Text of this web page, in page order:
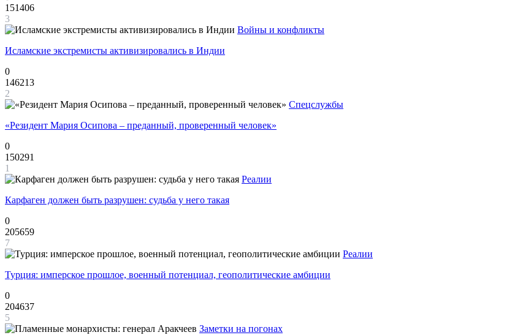
151406
3
Войны и конфликты
Исламские экстремисты активизировались в Индии
0
146213
2
Спецслужбы
«Резидент Мария Осипова – преданный, проверенный человек»
0
150291
1
Реалии
Карфаген должен быть разрушен: судьба у него такая
0
205659
7
Реалии
Турция: имперское прошлое, военный потенциал, геополитические амбиции
0
204637
5
Заметки на погонах